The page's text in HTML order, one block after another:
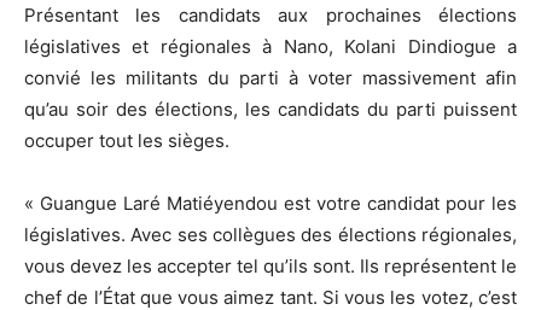
Présentant les candidats aux prochaines élections
législatives et régionales à Nano, Kolani Dindiogue a
convié les militants du parti à voter massivement afin
qu’au soir des élections, les candidats du parti puissent
occuper tout les sièges.
« Guangue Laré Matiéyendou est votre candidat pour les
législatives. Avec ses collègues des élections régionales,
vous devez les accepter tel qu’ils sont. Ils représentent le
chef de l’État que vous aimez tant. Si vous les votez, c’est